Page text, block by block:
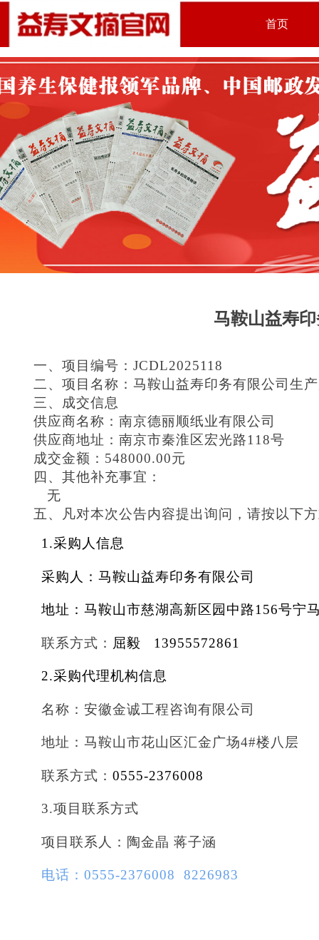
首页
马鞍山益寿
一、项目编号：JCDL2025118
二、项目名称：马鞍山益寿印务有限公司生
三、成交信息
供应商名称：南京德丽顺纸业有限公司
供应商地址：南京市秦淮区宏光路118号
成交金额：548000.00元
四、其他补充事宜：
无
五、凡对本次公告内容提出询问，请按以下
1.采购人信息
采购人：马鞍山益寿印务有限公司
地址：马鞍山市慈湖高新区园中路156号宁
联系方式： 屈毅 13955572861
2.采购代理机构信息
名称：安徽金诚工程咨询有限公司
地址：马鞍山市花山区汇金广场4#楼八层
联系方式： 0555-2376008
3.项目联系方式
项目联系人：陶金晶 蒋子涵
电话：0555-2376008 8226983